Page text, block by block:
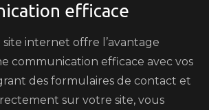
efficace
internet offre l’avantage
communication efficace avec vos
des formulaires de contact et
sur votre site, vous